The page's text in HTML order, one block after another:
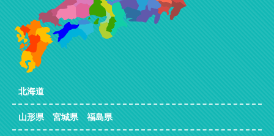
北海道
山形県 宮城県 福島県